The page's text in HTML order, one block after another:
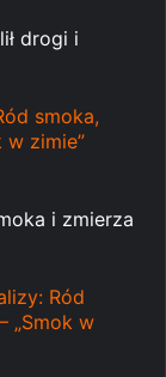
drogi i
smoka,
w zimie”
i zmierza
Ród
„Smok w